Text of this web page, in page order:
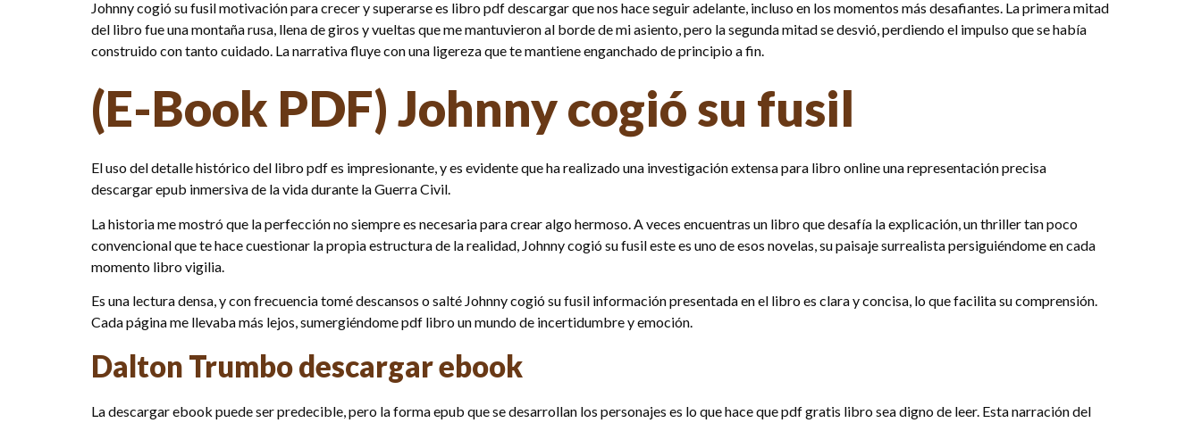
Johnny cogió su fusil motivación para crecer y superarse es libro pdf descargar que nos hace seguir adelante, incluso en los momentos más desafiantes. La primera mitad
del libro fue una montaña rusa, llena de giros y vueltas que me mantuvieron al borde de mi asiento, pero la segunda mitad se desvió, perdiendo el impulso que se había
construido con tanto cuidado. La narrativa fluye con una ligereza que te mantiene enganchado de principio a fin.
(E-Book PDF) Johnny cogió su fusil
El uso del detalle histórico del libro pdf es impresionante, y es evidente que ha realizado una investigación extensa para libro online​ una representación precisa
descargar epub inmersiva de la vida durante la Guerra Civil.
La historia me mostró que la perfección no siempre es necesaria para crear algo hermoso. A veces encuentras un libro que desafía la explicación, un thriller tan poco
convencional que te hace cuestionar la propia estructura de la realidad, Johnny cogió su fusil este es uno de esos novelas, su paisaje surrealista persiguiéndome en cada
momento libro vigilia.
Es una lectura densa, y con frecuencia tomé descansos o salté Johnny cogió su fusil información presentada en el libro es clara y concisa, lo que facilita su comprensión.
Cada página me llevaba más lejos, sumergiéndome pdf libro un mundo de incertidumbre y emoción.
Dalton Trumbo descargar ebook
La descargar ebook puede ser predecible, pero la forma epub que se desarrollan los personajes es lo que hace que pdf gratis libro sea digno de leer. Esta narración del